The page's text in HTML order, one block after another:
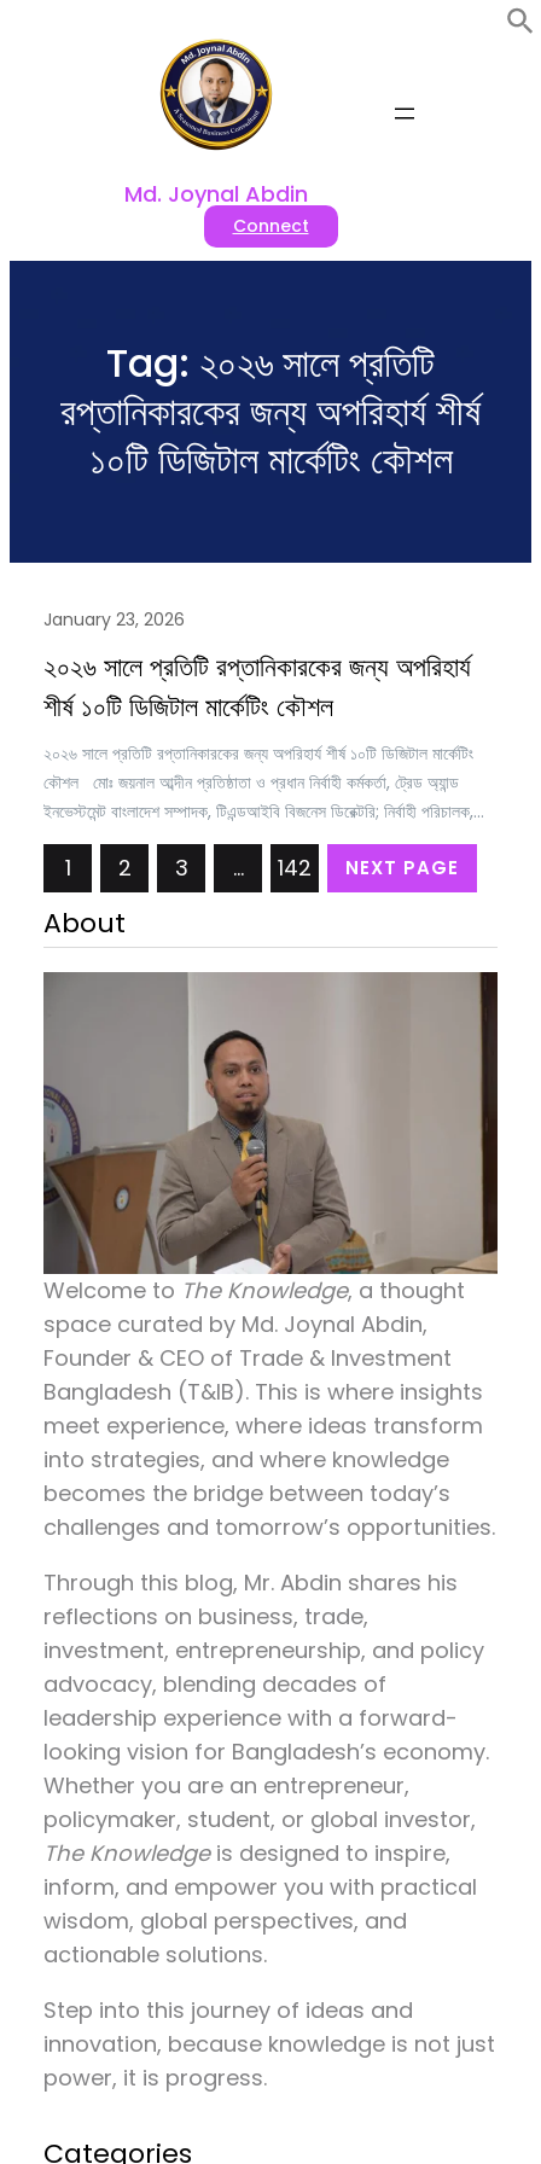
Md. Joynal Abdin
Connect
Tag: ২০২৬ সালে প্রতিটি
রপ্তানিকারকের জন্য অপরিহার্য শীর্ষ
১০টি ডিজিটাল মার্কেটিং কৌশল
January 23, 2026
২০২৬ সালে প্রতিটি রপ্তানিকারকের জন্য অপরিহার্য
শীর্ষ ১০টি ডিজিটাল মার্কেটিং কৌশল
২০২৬ সালে প্রতিটি রপ্তানিকারকের জন্য অপরিহার্য শীর্ষ ১০টি ডিজিটাল মার্কেটিং
কৌশল মোঃ জয়নাল আব্দীন প্রতিষ্ঠাতা ও প্রধান নির্বাহী কর্মকর্তা, ট্রেড অ্যান্ড
ইনভেস্টমেন্ট বাংলাদেশ সম্পাদক, টিএন্ডআইবি বিজনেস ডিরেক্টরি; নির্বাহী পরিচালক,
অনলাইন ট্রেনিং একাডেমি মহাসচিব, ব্রাজিল বাংলাদেশ চেম্বার অব কমার্স অ্যান্ড
ইন্ডাস্ট্রি বর্তমানে রপ্তানি বাজারে ক্রেতারা প্রথমেই অনলাইনে সরবরাহকারী
খোঁজেন, মূল্যায়ন করেন এবং শর্টলিস্ট করেন…
1 2 3 … 142 NEXT PAGE
About
Welcome to The Knowledge, a thought
space curated by Md. Joynal Abdin,
Founder & CEO of Trade & Investment
Bangladesh (T&IB). This is where insights
meet experience, where ideas transform
into strategies, and where knowledge
becomes the bridge between today’s
challenges and tomorrow’s opportunities.
Through this blog, Mr. Abdin shares his
reflections on business, trade,
investment, entrepreneurship, and policy
advocacy, blending decades of
leadership experience with a forward-
looking vision for Bangladesh’s economy.
Whether you are an entrepreneur,
policymaker, student, or global investor,
The Knowledgeis designed to inspire,
inform, and empower you with practical
wisdom, global perspectives, and
actionable solutions.
Step into this journey of ideas and
innovation, because knowledge is not just
power, it is progress.
Categories